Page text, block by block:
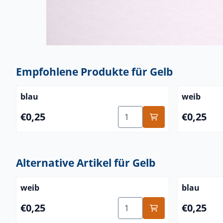
Empfohlene Produkte für Gelb
blau
Preis: 0,25
€0,25 Anzahl wählen für blau
weib
Preis: 0,25
€0,25
Alternative Artikel für Gelb
weib
Preis: 0,25
€0,25 Anzahl wählen für weib
blau
Preis: 0,25
€0,25